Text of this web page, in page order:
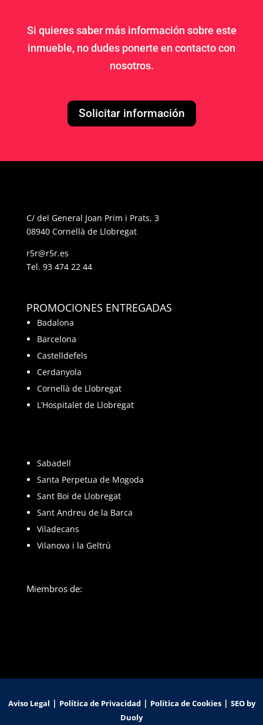
Si quieres saber más información sobre este
inmueble, no dudes ponerte en contacto con
nosotros.
Solicitar información
C/ del General Joan Prim i Prats, 3
08940 Cornellà de Llobregat
r5r@r5r.es
Tel. 93 474 22 44
PROMOCIONES ENTREGADAS
Badalona
Barcelona
Castelldefels
Cerdanyola
Cornellà de Llobregat
L’Hospitalet de Llobregat
Sabadell
Santa Perpetua de Mogoda
Sant Boi de Llobregat
Sant Andreu de la Barca
Viladecans
Vilanova i la Geltrú
Miembros de:
Aviso Legal | Política de Privacidad| Política de Cookies| SEO by
Duoly